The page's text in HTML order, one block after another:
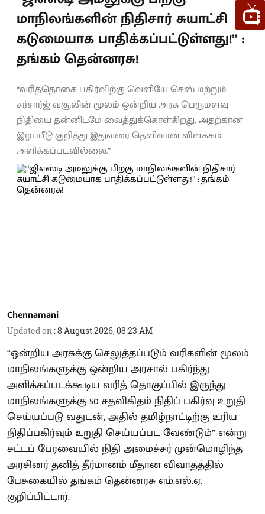
மாநிலங்களின் நிதிசார் சுயாட்சி
கடுமையாக பாதிக்கப்பட்டுள்ளது!” :
தங்கம் தென்னரசு!
“வரித்தொகை பகிர்விற்கு வெளியே செஸ் மற்றும்
சர்சார்ஜ் வசூலின் மூலம் ஒன்றிய அரசு பெருமளவு
நிதியை தன்னிடமே வைத்துக்கொள்கிறது, அதற்கான
இழப்பீடு குறித்து இதுவரை தெளிவான விளக்கம்
அளிக்கப்படவில்லை.”
Chennamani
Updated on :8 August 2026, 08:23 AM
“ஒன்றிய அரசுக்கு செலுத்தப்படும் வரிகளின் மூலம்
மாநிலங்களுக்கு ஒன்றிய அரசால் பகிர்ந்து
அளிக்கப்படக்கூடிய வரித் தொகுப்பில் இருந்து
மாநிலங்களுக்கு 50 சதவிகிதம் நிதிப் பகிர்வு உறுதி
செய்யப்படு வதுடன், அதில் தமிழ்நாட்டிற்கு உரிய
நிதிப்பகிர்வும் உறுதி செய்யப்பட வேண்டும்” என்று
சட்டப் பேரவையில் நிதி அமைச்சர் முன்மொழிந்த
அரசினர் தனித் தீர்மானம் மீதான விவாதத்தில்
பேசுகையில் தங்கம் தென்னரசு எம்.எல்.ஏ.
குறிப்பிட்டார்.